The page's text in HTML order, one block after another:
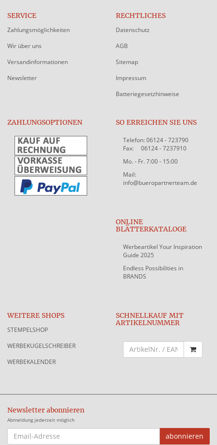
SERVICE
Zahlungsmöglichkeiten
Wir über uns
Versandinformationen
Newsletter
RECHTLICHES
Datenschutz
AGB
Sitemap
Impressum
Batteriegesetzhinweise
ZAHLUNGSOPTIONEN SO ERREICHEN SIE UNS
Telefon: 06124 - 723790
Fax: 06124 - 7237910
Mo. - Fr. 7:00 - 15:00
Mail:
info@bueropartnerteam.de
ONLINE
BLÄTTERKATALOGE
Werbeartikel Your Inspiration
Guide 2025
Endless Possibilities in
BRANDS
WEITERE SHOPS
STEMPELSHOP
WERBEKUGELSCHREIBER
WERBEKALENDER
SCHNELLKAUF MIT
ARTIKELNUMMER
Newsletter abonnieren
Abmeldung jederzeit möglich
EMAIL-
ADRESSE
abonnieren